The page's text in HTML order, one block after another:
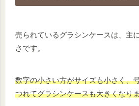
売られているグラシンケースは、主
さです。
数字の小さい方がサイズも小さく、
つれてグラシンケースも大きくなり